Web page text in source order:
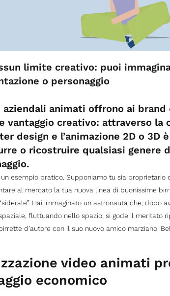
limite creativo: puoi
o personaggio
aziendali animati offrono ai
vantaggio creativo: attraverso la
design e l’animazione 2D o 3D
o ricostruire qualsiasi genere
esempio pratico. Supponiamo tu sia proprietario
al mercato la tua nuova linea di buonissime
Hai immaginato un astronauta che, dopo
fluttuando nello spazio, si gode il meritato
d’autore con il suo nuovo amico marziano.
video animati
economico